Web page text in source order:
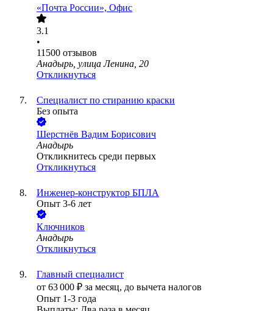
«Почта России», Офис
3.1
•
11500 отзывов
Анадырь, улица Ленина, 20
Откликнуться
Специалист по стиранию краски
Без опыта
Шерстнёв Вадим Борисович
Анадырь
Откликнитесь среди первых
Откликнуться
Инженер-конструктор БПЛА
Опыт 3-6 лет
Ключников
Анадырь
Откликнуться
Главный специалист
от 63 000 ₽ за месяц, до вычета налогов
Опыт 1-3 года